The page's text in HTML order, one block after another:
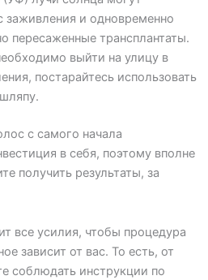
заживления и одновременно
пересаженные трансплантаты.
выйти на улицу в
постарайтесь использовать
с самого начала
в себя, поэтому вполне
получить результаты, за
все усилия, чтобы процедура
зависит от вас. То есть, от
соблюдать инструкции по